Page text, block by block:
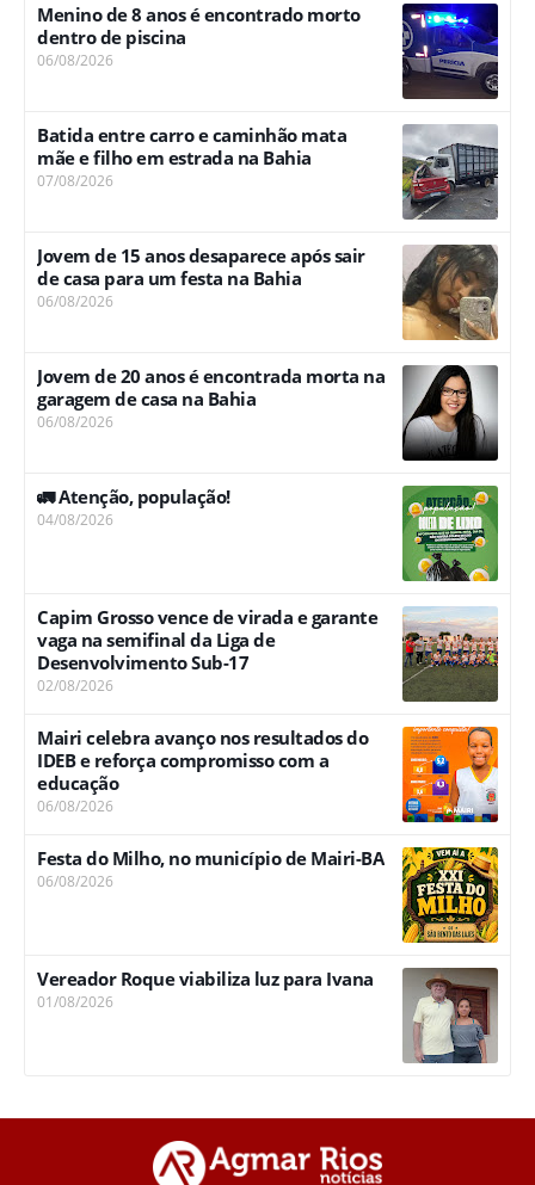
Menino de 8 anos é encontrado morto
dentro de piscina
06/08/2026
Batida entre carro e caminhão mata
mãe e filho em estrada na Bahia
07/08/2026
Jovem de 15 anos desaparece após sair
de casa para um festa na Bahia
06/08/2026
Jovem de 20 anos é encontrada morta na
garagem de casa na Bahia
06/08/2026
🚛 Atenção, população!
04/08/2026
Capim Grosso vence de virada e garante
vaga na semifinal da Liga de
Desenvolvimento Sub-17
02/08/2026
Mairi celebra avanço nos resultados do
IDEB e reforça compromisso com a
educação
06/08/2026
Festa do Milho, no município de Mairi-BA
06/08/2026
Vereador Roque viabiliza luz para Ivana
01/08/2026